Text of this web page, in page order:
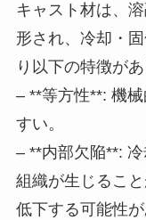
キャスト材は、
形され、冷却・
り以下の特徴があ
– **等方性**: 機
すい。
– **内部欠陥**:
組織が生じるこ
低下する可能性が